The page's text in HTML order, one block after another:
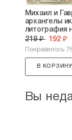
Михаил и
архангелы
литография
219 ₽ 192 ₽
Понравилось
В КОРЗИНУ
Вы